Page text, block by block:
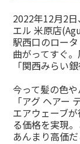
2022年12月2
エル 米原店
駅西口のロー
曲がってすぐ
「関西みらい
今って髪の色
「アグ ヘアー
エアウェーブ
る価格を実現
あんまり高価